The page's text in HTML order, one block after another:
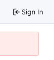
Sign In